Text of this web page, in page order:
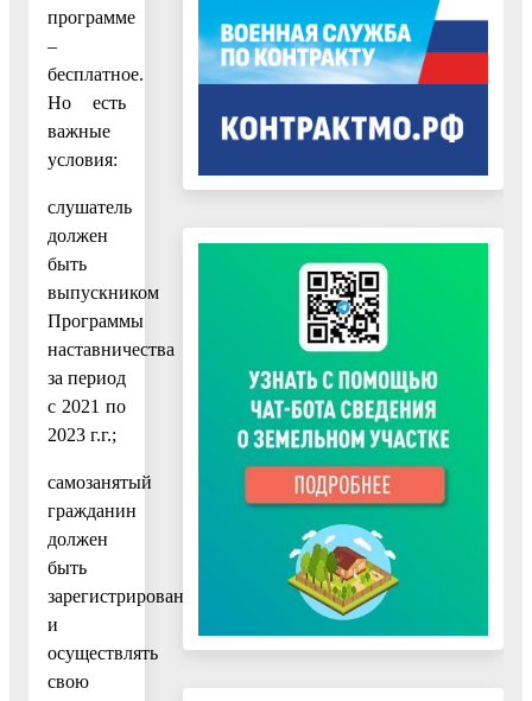
программе
–
бесплатное.
Но есть
важные
условия:
слушатель
должен
быть
выпускником
Программы
наставничества
за период
с 2021 по
2023 г.г.;
самозанятый
гражданин
должен
быть
зарегистрирован
и
осуществлять
свою